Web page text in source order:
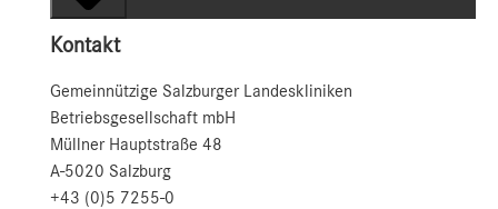
Kontakt
Gemeinnützige Salzburger Landeskliniken
Betriebsgesellschaft mbH
Müllner Hauptstraße 48
A-5020 Salzburg
+43 (0)5 7255-0